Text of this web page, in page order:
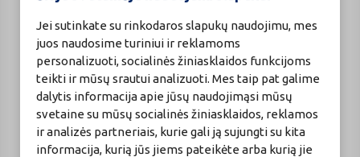
Jei sutinkate su rinkodaros slapukų naudojimu, mes
juos naudosime turiniui ir reklamoms
personalizuoti, socialinės žiniasklaidos funkcijoms
teikti ir mūsų srautui analizuoti. Mes taip pat galime
dalytis informacija apie jūsų naudojimąsi mūsų
svetaine su mūsų socialinės žiniasklaidos, reklamos
ir analizės partneriais, kurie gali ją sujungti su kita
informacija, kurią jūs jiems pateikėte arba kurią jie